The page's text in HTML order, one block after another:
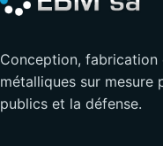
Conception, fabrication
métalliques sur mesure
publics et la défense.